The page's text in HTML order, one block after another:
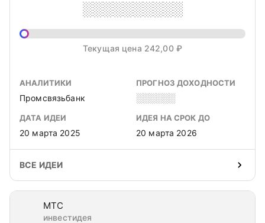
░░░░░░░░░░
Текущая цена 242,00 ₽
АНАЛИТИКИ
Промсвязьбанк
ПРОГНОЗ ДОХОДНОСТИ
░░░░░░
ДАТА ИДЕИ
20 марта 2025
ИДЕЯ НА СРОК ДО
20 марта 2026
ВСЕ ИДЕИ
МТС
инвестидея